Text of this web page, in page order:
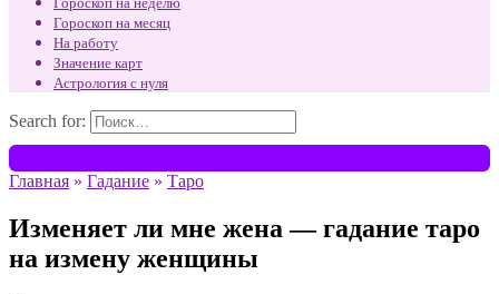
Гороскоп на месяц
На работу
Значение карт
Астрология с нуля
Search for:
Главная » Гадание » Таро
Изменяет ли мне жена — гадание таро
на измену женщины